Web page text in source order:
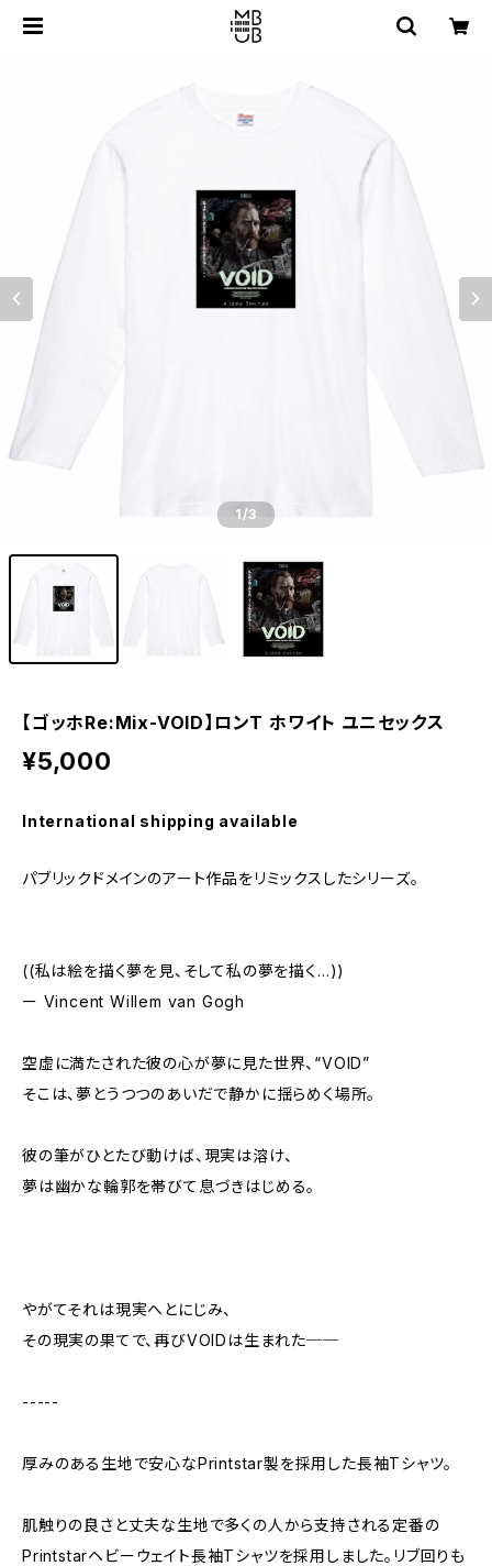
1/3
【ゴッホRe:Mix-VOID】ロンT ホワイト ユニセックス
¥5,000
International shipping available
パブリックドメインのアート作品をリミックスしたシリーズ。
((私は絵を描く夢を見、そして私の夢を描く…))
ー Vincent Willem van Gogh
空虚に満たされた彼の心が夢に見た世界、“VOID”
そこは、夢とうつつのあいだで静かに揺らめく場所。
彼の筆がひとたび動けば、現実は溶け、
夢は幽かな輪郭を帯びて息づきはじめる。
やがてそれは現実へとにじみ、
その現実の果てで、再びVOIDは生まれた──
-----
厚みのある生地で安心なPrintstar製を採用した長袖Tシャツ。
肌触りの良さと丈夫な生地で多くの人から支持される定番の
Printstarヘビーウェイト長袖Tシャツを採用しました。リブ回りも